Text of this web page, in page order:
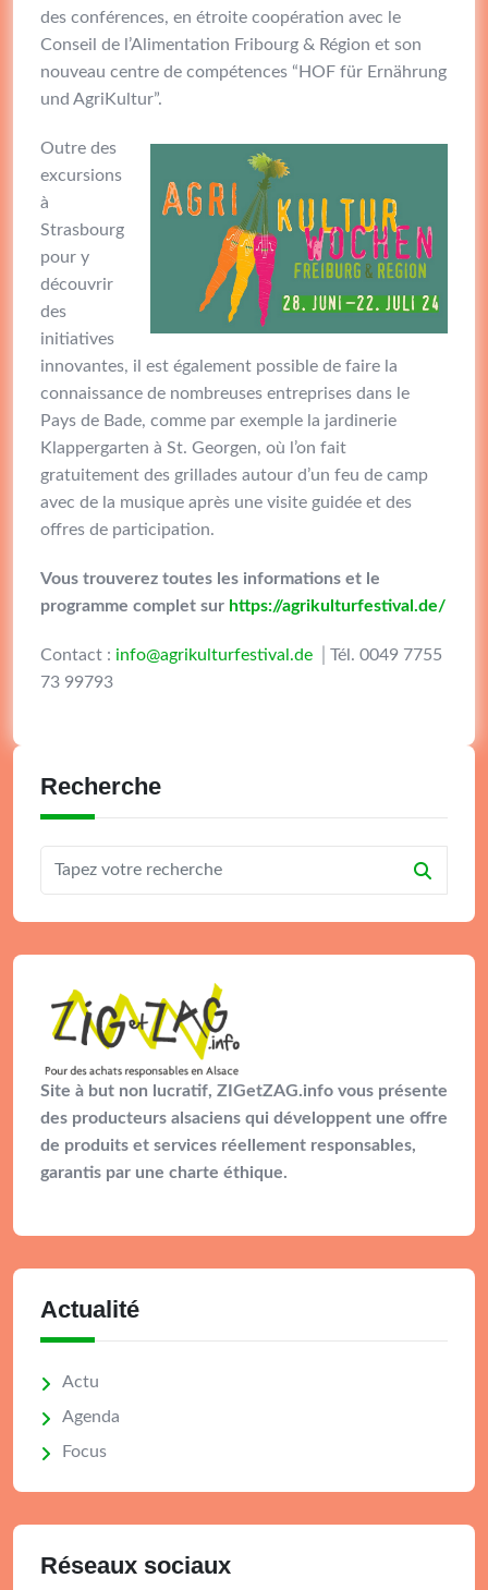
des conférences, en étroite coopération avec le
Conseil de l’Alimentation Fribourg & Région et son
nouveau centre de compétences “HOF für Ernährung
und AgriKultur”.
Outre des
excursions
à
Strasbourg
pour y
découvrir
des
initiatives
innovantes, il est également possible de faire la
connaissance de nombreuses entreprises dans le
Pays de Bade, comme par exemple la jardinerie
Klappergarten à St. Georgen, où l’on fait
gratuitement des grillades autour d’un feu de camp
avec de la musique après une visite guidée et des
offres de participation.
Vous trouverez toutes les informations et le
programme complet sur https://agrikulturfestival.de/
Contact : info@agrikulturfestival.de │Tél. 0049 7755
73 99793
Recherche
Site à but non lucratif, ZIGetZAG.info vous présente
des producteurs alsaciens qui développent une offre
de produits et services réellement responsables,
garantis par une charte éthique.
Actualité
Actu
Agenda
Focus
Réseaux sociaux